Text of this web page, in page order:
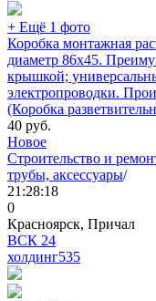
+ Ещё 1 фото
Коробка монтажная
диаметр 86х45.
крышкой;
электропроводки.
(Коробка
40 руб.
Новое
Строительство и
трубы, аксессуары/
21:28:18
0
Красноярск, Причал
ВСК 24
холдинг535